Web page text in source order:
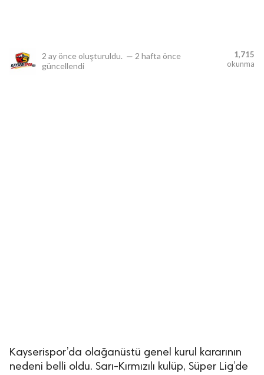
2 ay önce oluşturuldu. — 2 hafta önce
güncellendi
1,715
okunma
Kayserispor’da olağanüstü genel kurul kararının
nedeni belli oldu. Sarı-Kırmızılı kulüp, Süper Lig’de